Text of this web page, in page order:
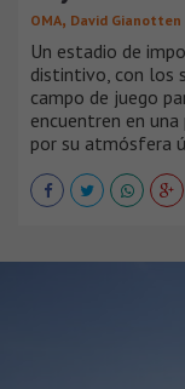
OMA, David Gianotten
Un estadio de
distintivo, con los
campo de juego
encuentren en
por su atmósfera